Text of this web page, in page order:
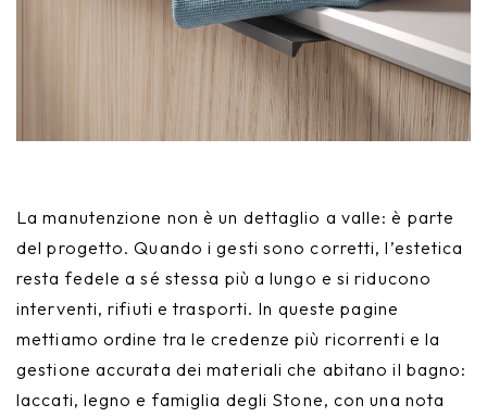
La manutenzione non è un dettaglio a valle: è parte
del progetto. Quando i gesti sono corretti, l’estetica
resta fedele a sé stessa più a lungo e si riducono
interventi, rifiuti e trasporti. In queste pagine
mettiamo ordine tra le credenze più ricorrenti e la
gestione accurata dei materiali che abitano il bagno:
laccati, legno e famiglia degli Stone, con una nota